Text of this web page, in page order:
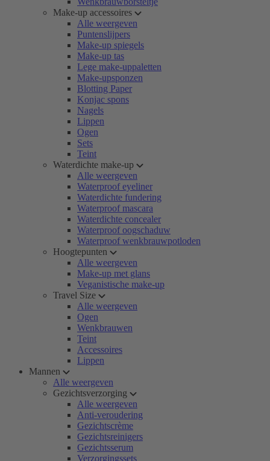
Make-up accessoires
Alle weergeven
Puntenslijpers
Make-up spiegels
Make-up tas
Lege make-uppaletten
Make-upsponzen
Blotting Paper
Konjac spons
Nagels
Lippen
Ogen
Sets
Teint
Waterdichte make-up
Alle weergeven
Waterproof eyeliner
Waterdichte fundering
Waterproof mascara
Waterdichte concealer
Waterproof oogschaduw
Waterproof wenkbrauwpotloden
Hoogtepunten
Alle weergeven
Make-up met glans
Veganistische make-up
Travel Size
Alle weergeven
Ogen
Wenkbrauwen
Teint
Accessoires
Lippen
Mannen
Alle weergeven
Gezichtsverzorging
Alle weergeven
Anti-veroudering
Gezichtscrème
Gezichtsreinigers
Gezichtsserum
Verzorgingssets